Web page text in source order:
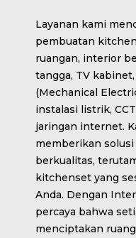
Layanan kami
pembuatan
ruangan, interior
tangga, TV
(Mechanical
instalasi listrik,
jaringan internet.
memberikan
berkualitas,
kitchenset yang
Anda. Dengan
percaya bahwa
menciptakan